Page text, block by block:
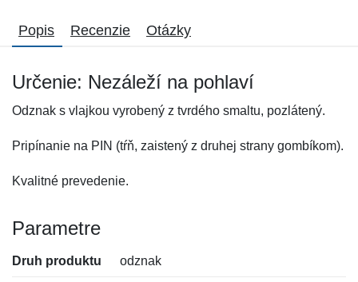
Popis Recenzie Otázky
Určenie: Nezáleží na pohlaví
Odznak s vlajkou vyrobený z tvrdého smaltu, pozlátený.
Pripínanie na PIN (tŕň, zaistený z druhej strany gombíkom).
Kvalitné prevedenie.
Parametre
Druh produktu odznak